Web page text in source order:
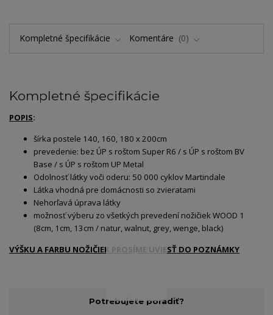
Kompletné špecifikácie Komentáre 0
Kompletné špecifikácie
POPIS:
šírka postele 140, 160, 180 x 200cm
prevedenie: bez ÚP s roštom Super R6 / s ÚP s roštom BV
Base / s ÚP s roštom UP Metal
Odolnosť látky voči oderu: 50 000 cyklov Martindale
Látka vhodná pre domácnosti so zvieratami
Nehorľavá úprava látky
možnosť výberu zo všetkých prevedení nožičiek WOOD 1
(8cm, 1cm, 13cm / natur, walnut, grey, wenge, black)
VÝŠKU A FARBU NOŽIČIEK PROSÍME UVIESŤ DO POZNÁMKY
Potrebujete poradiť?